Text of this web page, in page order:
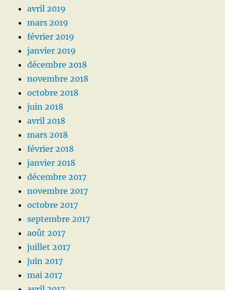
avril 2019
mars 2019
février 2019
janvier 2019
décembre 2018
novembre 2018
octobre 2018
juin 2018
avril 2018
mars 2018
février 2018
janvier 2018
décembre 2017
novembre 2017
octobre 2017
septembre 2017
août 2017
juillet 2017
juin 2017
mai 2017